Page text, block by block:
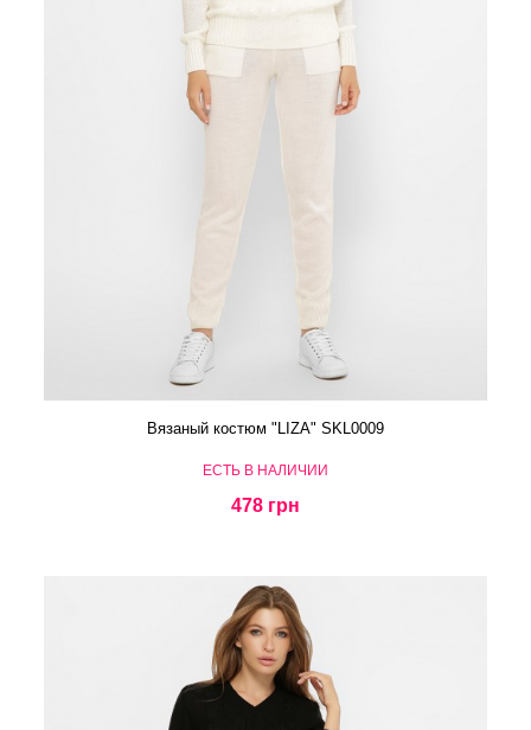
Вязаный костюм "LIZA" SKL0009
ЕСТЬ В НАЛИЧИИ
478 грн